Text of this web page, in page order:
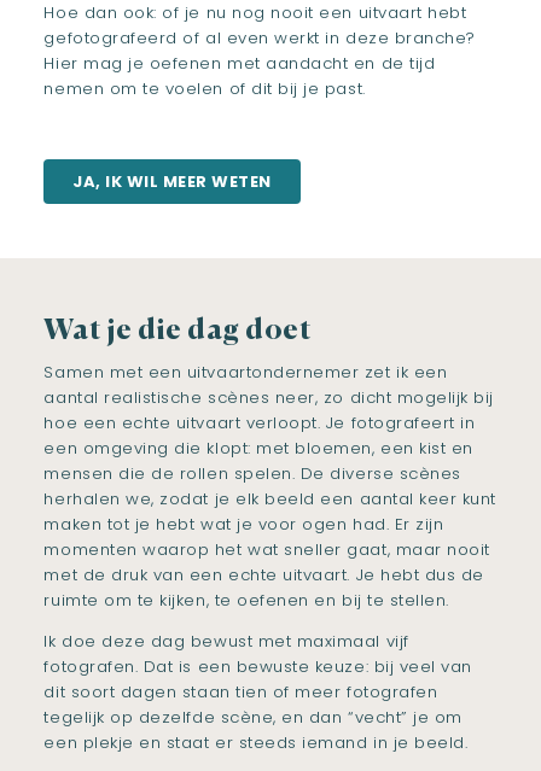
Hoe dan ook: of je nu nog nooit een uitvaart hebt
gefotografeerd of al even werkt in deze branche?
Hier mag je oefenen met aandacht en de tijd
nemen om te voelen of dit bij je past.
JA, IK WIL MEER WETEN
Wat je die dag doet
Samen met een uitvaartondernemer zet ik een
aantal realistische scènes neer, zo dicht mogelijk bij
hoe een echte uitvaart verloopt. Je fotografeert in
een omgeving die klopt: met bloemen, een kist en
mensen die de rollen spelen. De diverse scènes
herhalen we, zodat je elk beeld een aantal keer kunt
maken tot je hebt wat je voor ogen had. Er zijn
momenten waarop het wat sneller gaat, maar nooit
met de druk van een echte uitvaart. Je hebt dus de
ruimte om te kijken, te oefenen en bij te stellen.
Ik doe deze dag bewust met maximaal vijf
fotografen. Dat is een bewuste keuze: bij veel van
dit soort dagen staan tien of meer fotografen
tegelijk op dezelfde scène, en dan “vecht” je om
een plekje en staat er steeds iemand in je beeld.